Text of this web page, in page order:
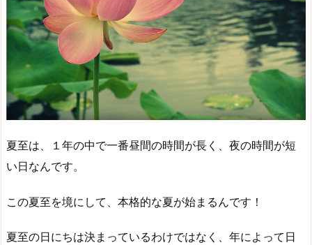
夏至は、１年の中で一番昼間の時間が長く、夜の時間が短
い日なんです。
この夏至を境にして、本格的な夏が始まるんです！
夏至の日にちは決まっているわけではなく、年によって日